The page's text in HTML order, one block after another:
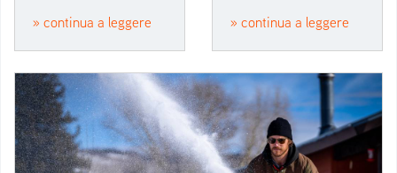
» continua a leggere
» continua a leggere